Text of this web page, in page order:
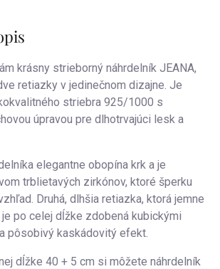
krásny strieborný náhrdelník JEANA,
retiazky v jedinečnom dizajne. Je
striebra 925/1000 s
úpravou pre dlhotrvajúci lesk a
elegantne obopína krk a je
trblietavých zirkónov, ktoré šperku
Druhá, dlhšia retiazka, ktorá jemne
po celej dĺžke zdobená kubickými
pôsobivý kaskádovitý efekt.
dĺžke 40 + 5 cm si môžete náhrdelník